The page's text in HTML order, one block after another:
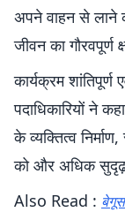
अपने वाहन से लाने
जीवन का गौरवपूर्ण
कार्यक्रम
पदाधिकारियों ने
के व्यक्तित्व
को और अधिक
Also Read :